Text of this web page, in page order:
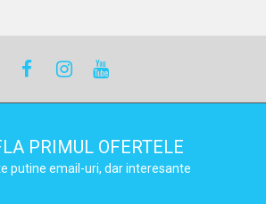
PRIMUL OFERTELE
putine email-uri, dar interesante